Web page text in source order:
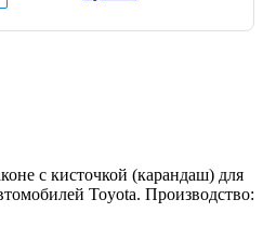
с кисточкой (карандаш) для
Toyota. Производство: